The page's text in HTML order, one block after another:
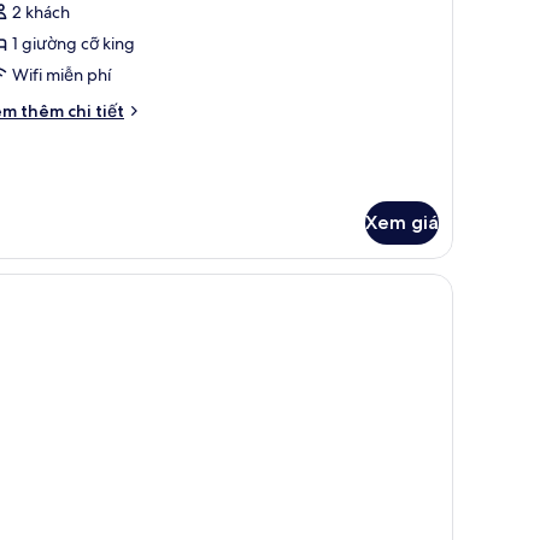
2 khách
1 giường cỡ king
Wifi miễn phí
thêm chi tiết
Xem giá
sáng, phòng cách âm